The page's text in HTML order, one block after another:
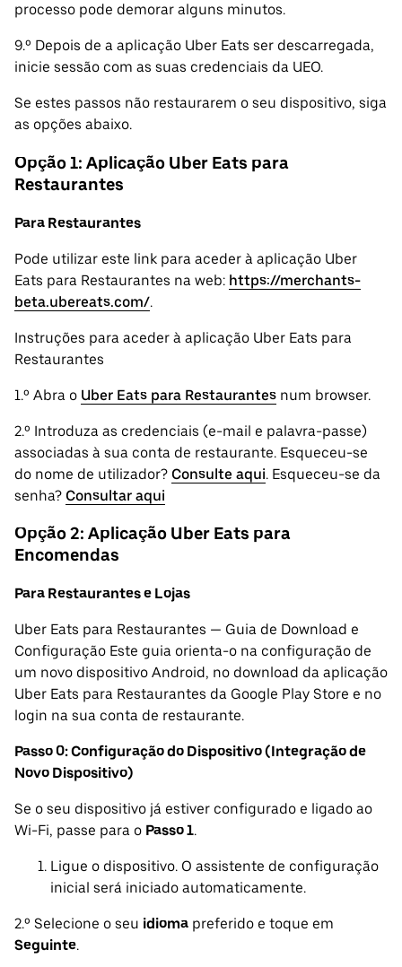
processo pode demorar alguns minutos.
9.º Depois de a aplicação Uber Eats ser descarregada,
inicie sessão com as suas credenciais da UEO.
Se estes passos não restaurarem o seu dispositivo, siga
as opções abaixo.
Opção 1: Aplicação Uber Eats para
Restaurantes
Para Restaurantes
Pode utilizar este link para aceder à aplicação Uber
Eats para Restaurantes na web: https://merchants-
beta.ubereats.com/.
Instruções para aceder à aplicação Uber Eats para
Restaurantes
1.º Abra o Uber Eats para Restaurantes num browser.
2.º Introduza as credenciais (e-mail e palavra-passe)
associadas à sua conta de restaurante. Esqueceu-se
do nome de utilizador? Consulte aqui. Esqueceu-se da
senha? Consultar aqui
Opção 2: Aplicação Uber Eats para
Encomendas
Para Restaurantes e Lojas
Uber Eats para Restaurantes — Guia de Download e
Configuração Este guia orienta-o na configuração de
um novo dispositivo Android, no download da aplicação
Uber Eats para Restaurantes da Google Play Store e no
login na sua conta de restaurante.
Passo 0: Configuração do Dispositivo (Integração de
Novo Dispositivo)
Se o seu dispositivo já estiver configurado e ligado ao
Wi-Fi, passe para o Passo 1.
Ligue o dispositivo. O assistente de configuração
inicial será iniciado automaticamente.
2.º Selecione o seu idioma preferido e toque em
Seguinte.